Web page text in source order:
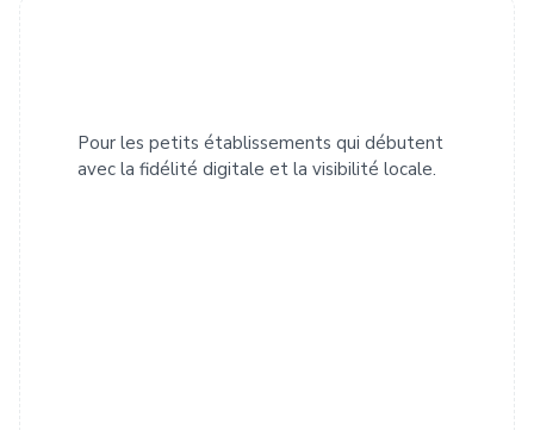
Pour les petits établissements qui débutent
avec la fidélité digitale et la visibilité locale.